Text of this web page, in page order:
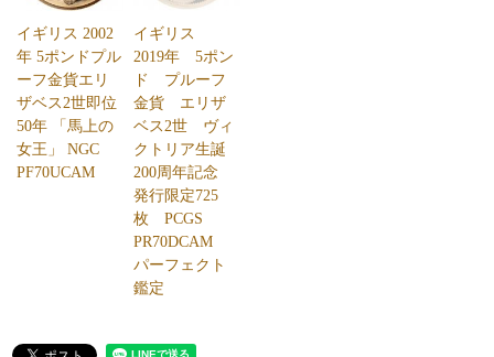
イギリス 2002
年 5ポンドプル
ーフ金貨エリ
ザベス2世即位
50年 「馬上の
女王」 NGC
PF70UCAM
イギリス
2019年 5ポン
ド プルーフ
金貨 エリザ
ベス2世 ヴィ
クトリア生誕
200周年記念
発行限定725
枚 PCGS
PR70DCAM
パーフェクト
鑑定